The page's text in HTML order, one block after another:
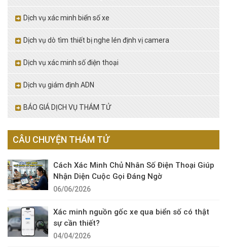
Dịch vụ xác minh biển số xe
Dịch vụ dò tìm thiết bị nghe lén định vị camera
Dịch vụ xác minh số điện thoại
Dịch vụ giám định ADN
BÁO GIÁ DỊCH VỤ THÁM TỬ
CÂU CHUYỆN THÁM TỬ
Cách Xác Minh Chủ Nhân Số Điện Thoại Giúp
Nhận Diện Cuộc Gọi Đáng Ngờ
06/06/2026
Xác minh nguồn gốc xe qua biển số có thật
sự cần thiết?
04/04/2026